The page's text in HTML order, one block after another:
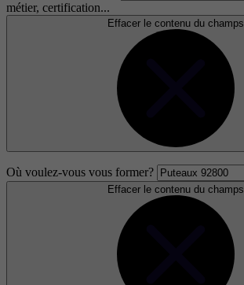
métier, certification...
Effacer le contenu du champs
Où voulez-vous vous former?
Effacer le contenu du champs